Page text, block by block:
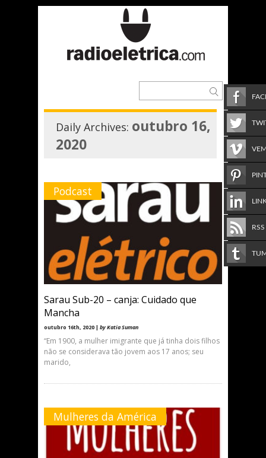
Daily Archives: outubro 16,
2020
Podcast
Sarau Sub-20 – canja: Cuidado que
Mancha
outubro 16th, 2020 | by Katia Suman
“Em 1900, a mulher imigrante que já tinha dois filhos
não se considerava tão jovem aos 17 anos; seu
marido,
Mulheres da América
RSS